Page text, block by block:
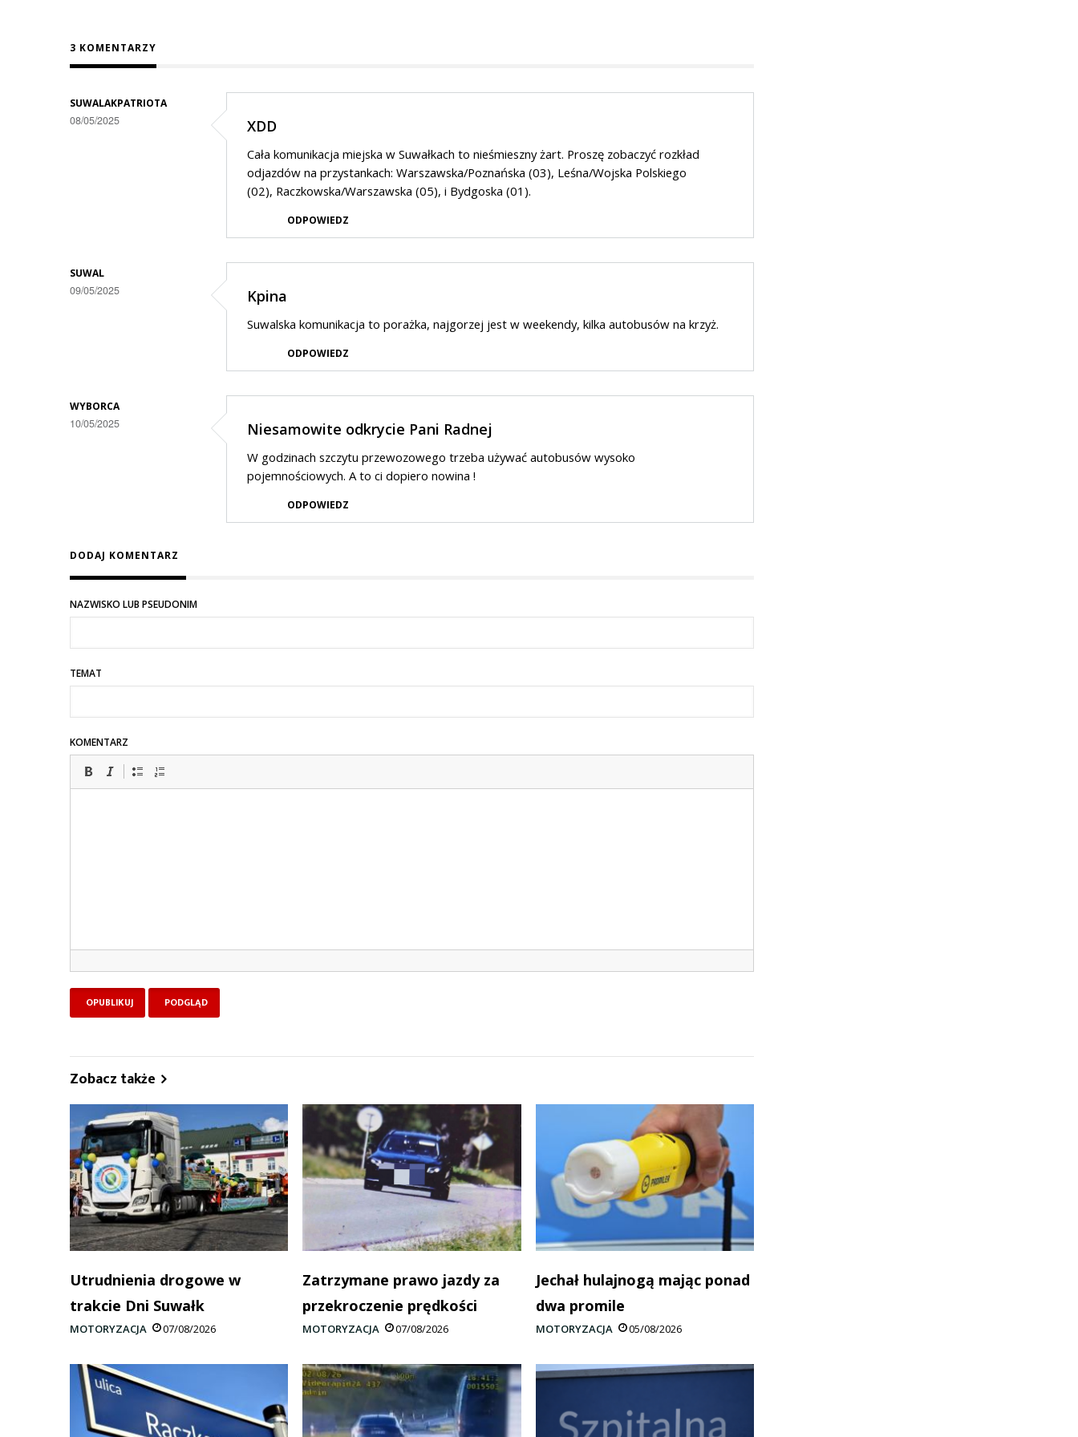
3 KOMENTARZY
SUWALAKPATRIOTA
08/05/2025 XDD
Cała komunikacja miejska w Suwałkach to nieśmieszny żart. Proszę zobaczyć rozkład
odjazdów na przystankach: Warszawska/Poznańska (03), Leśna/Wojska Polskiego
(02), Raczkowska/Warszawska (05), i Bydgoska (01).
ODPOWIEDZ
SUWAL
09/05/2025 Kpina
Suwalska komunikacja to porażka, najgorzej jest w weekendy, kilka autobusów na krzyż.
ODPOWIEDZ
WYBORCA
10/05/2025 Niesamowite odkrycie Pani Radnej
W godzinach szczytu przewozowego trzeba używać autobusów wysoko
pojemnościowych. A to ci dopiero nowina !
ODPOWIEDZ
DODAJ KOMENTARZ
NAZWISKO LUB PSEUDONIM
TEMAT
KOMENTARZ
Zobacz także
Utrudnienia drogowe w
trakcie Dni Suwałk
MOTORYZACJA 07/08/2026
Zatrzymane prawo jazdy za
przekroczenie prędkości
MOTORYZACJA 07/08/2026
Jechał hulajnogą mając ponad
dwa promile
MOTORYZACJA 05/08/2026